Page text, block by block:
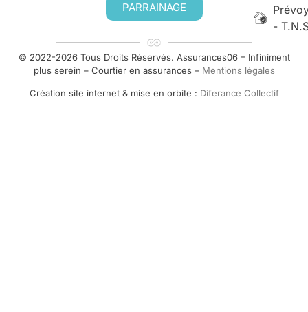
PARRAINAGE
-
© 2022-2026 Tous Droits Réservés. Assurances06 – Infiniment
plus serein – Courtier en assurances – Mentions légales
Création site internet & mise en orbite : Diferance Collectif